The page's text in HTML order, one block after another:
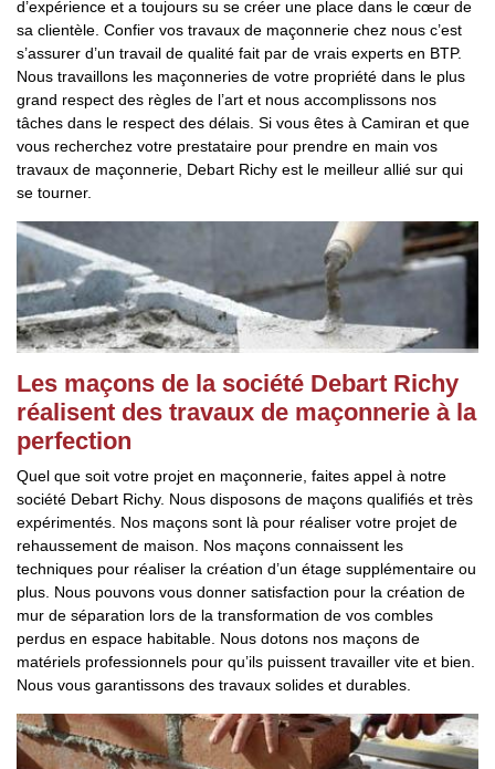
d’expérience et a toujours su se créer une place dans le cœur de
sa clientèle. Confier vos travaux de maçonnerie chez nous c’est
s’assurer d’un travail de qualité fait par de vrais experts en BTP.
Nous travaillons les maçonneries de votre propriété dans le plus
grand respect des règles de l’art et nous accomplissons nos
tâches dans le respect des délais. Si vous êtes à Camiran et que
vous recherchez votre prestataire pour prendre en main vos
travaux de maçonnerie, Debart Richy est le meilleur allié sur qui
se tourner.
Les maçons de la société Debart Richy
réalisent des travaux de maçonnerie à la
perfection
Quel que soit votre projet en maçonnerie, faites appel à notre
société Debart Richy. Nous disposons de maçons qualifiés et très
expérimentés. Nos maçons sont là pour réaliser votre projet de
rehaussement de maison. Nos maçons connaissent les
techniques pour réaliser la création d’un étage supplémentaire ou
plus. Nous pouvons vous donner satisfaction pour la création de
mur de séparation lors de la transformation de vos combles
perdus en espace habitable. Nous dotons nos maçons de
matériels professionnels pour qu’ils puissent travailler vite et bien.
Nous vous garantissons des travaux solides et durables.